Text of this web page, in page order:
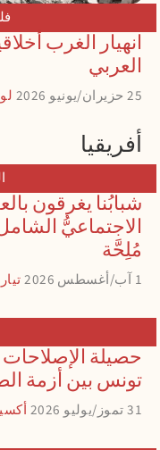
انهيار الغرب
العربي
25 حزيران/يونيو 2026
أفريقيا
شبابُنا يغرقون
الاجتماعيُّ
مُلِحَّة
1 آب/أغسطس 2026
حصيلة
تونس بين أزمة
31 تموز/يوليو 2026